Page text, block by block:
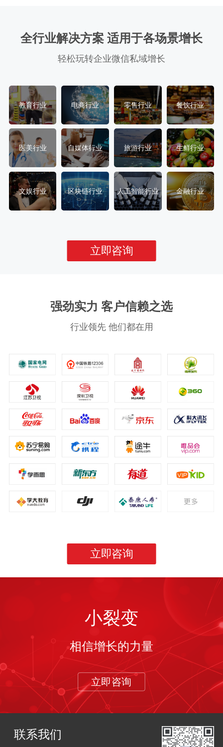
全行业解决方案 适用于各场景增长
轻松玩转企业微信私域增长
教育行业 电商行业 零售行业 餐饮行业
医美行业 自媒体行业 旅游行业 生鲜行业
文娱行业 区块链行业 人工智能行业 金融行业
立即咨询
强劲实力 客户信赖之选
行业领先 他们都在用
立即咨询
小裂变
相信增长的力量
立即咨询
联系我们